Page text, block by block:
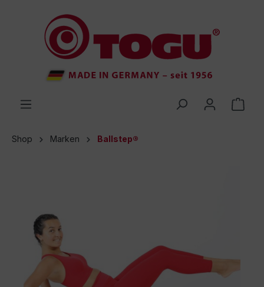
springen
Shop Marken Ballstep®